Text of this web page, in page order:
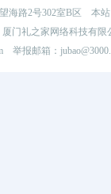
海路2号302室B区 本
厦门礼之家网络科技
举报邮箱：